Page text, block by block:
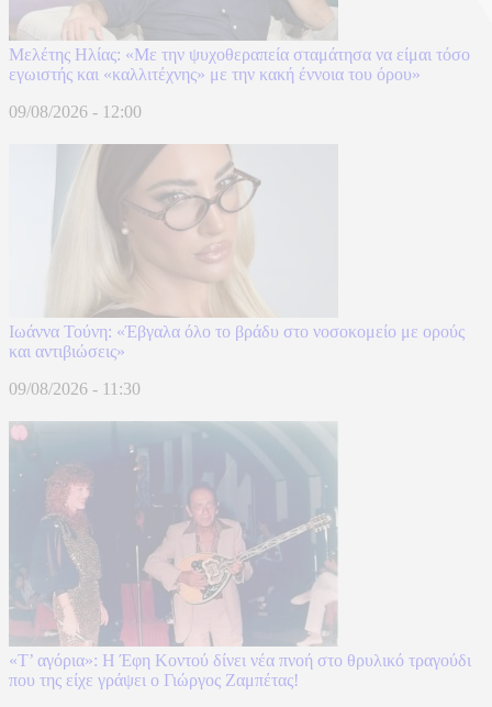
Μελέτης Ηλίας: «Με την ψυχοθεραπεία σταμάτησα να είμαι τόσο
εγωιστής και «καλλιτέχνης» με την κακή έννοια του όρου»
09/08/2026 - 12:00
Ιωάννα Τούνη: «Έβγαλα όλο το βράδυ στο νοσοκομείο με ορούς
και αντιβιώσεις»
09/08/2026 - 11:30
«Τ’ αγόρια»: Η Έφη Κοντού δίνει νέα πνοή στο θρυλικό τραγούδι
που της είχε γράψει ο Γιώργος Ζαμπέτας!